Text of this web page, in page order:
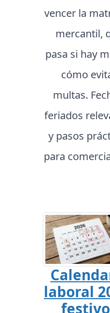
vencer la
mercantil,
pasa si hay
cómo
multas.
feriados
y pasos
para
laboral